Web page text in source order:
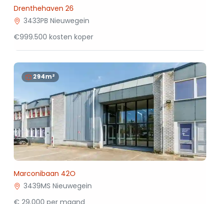
Drenthehaven 26
3433PB Nieuwegein
€999.500 kosten koper
294m²
Marconibaan 42O
3439MS Nieuwegein
€ 29.000 per maand